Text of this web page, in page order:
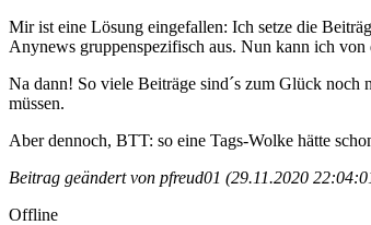
Mir ist eine Lösung eingefallen: Ich setze die
Anynews gruppenspezifisch aus. Nun kann ich
Na dann! So viele Beiträge sind´s zum Glück
müssen.
Aber dennoch, BTT: so eine Tags-Wolke hätte
Beitrag geändert von pfreud01 (29.11.2020
Offline